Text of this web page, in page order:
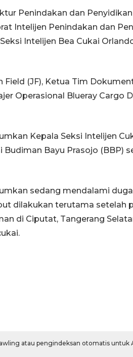
Penindakan dan
Intelijen Penindakan dan
Intelijen Bea Cukai
Field (JF), Ketua Tim
Operasional Blueray Cargo
Kepala Seksi Intelijen
Budiman Bayu Prasojo (BBP)
sedang mendalami
dilakukan terutama setelah
di Ciputat, Tangerang
atau pengindeksan otomatis untuk
BNPB
Desa
Jawa Timur